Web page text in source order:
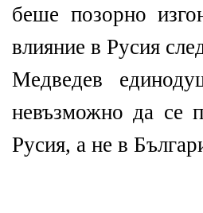
беше позорно
влияние в Русия
Медведев
невъзможно да се
Русия, а не в